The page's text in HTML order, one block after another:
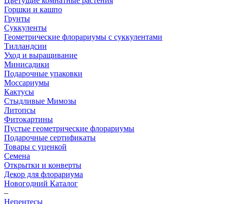
Горшки и кашпо
Грунты
Суккуленты
Геометрические флорариумы с суккулентами
Тилландсии
Уход и выращивание
Минисадики
Подарочные упаковки
Моссариумы
Кактусы
Стыдливые Мимозы
Литопсы
Фитокартины
Пустые геометрические флорариумы
Подарочные сертификаты
Товары с уценкой
Семена
Открытки и конверты
Декор для флорариума
Новогодний Каталог
–
Непентесы